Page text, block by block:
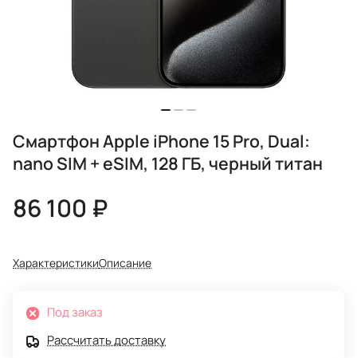
Смартфон Apple iPhone 15 Pro, Dual:
nano SIM + eSIM, 128 ГБ, черный титан
86 100 ₽
ХарактеристикиОписание
Под заказ
Рассчитать доставку